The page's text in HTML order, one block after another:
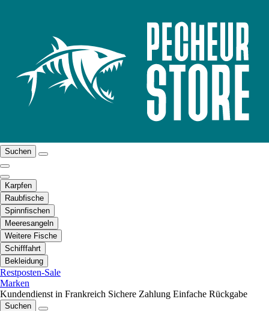
Suchen
Karpfen
Raubfische
Spinnfischen
Meeresangeln
Weitere Fische
Schifffahrt
Bekleidung
Restposten-Sale
Marken
Kundendienst in Frankreich Sichere Zahlung Einfache Rückgabe
Suchen